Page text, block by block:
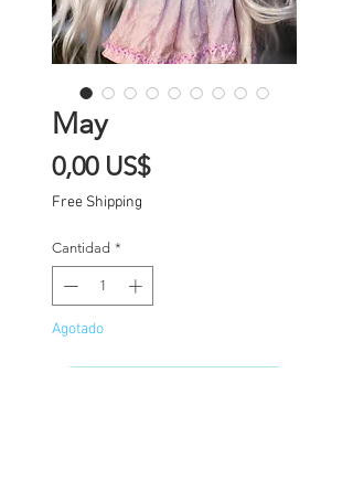
May
0,00 US$Precio
Free Shipping
Cantidad *
Agotado